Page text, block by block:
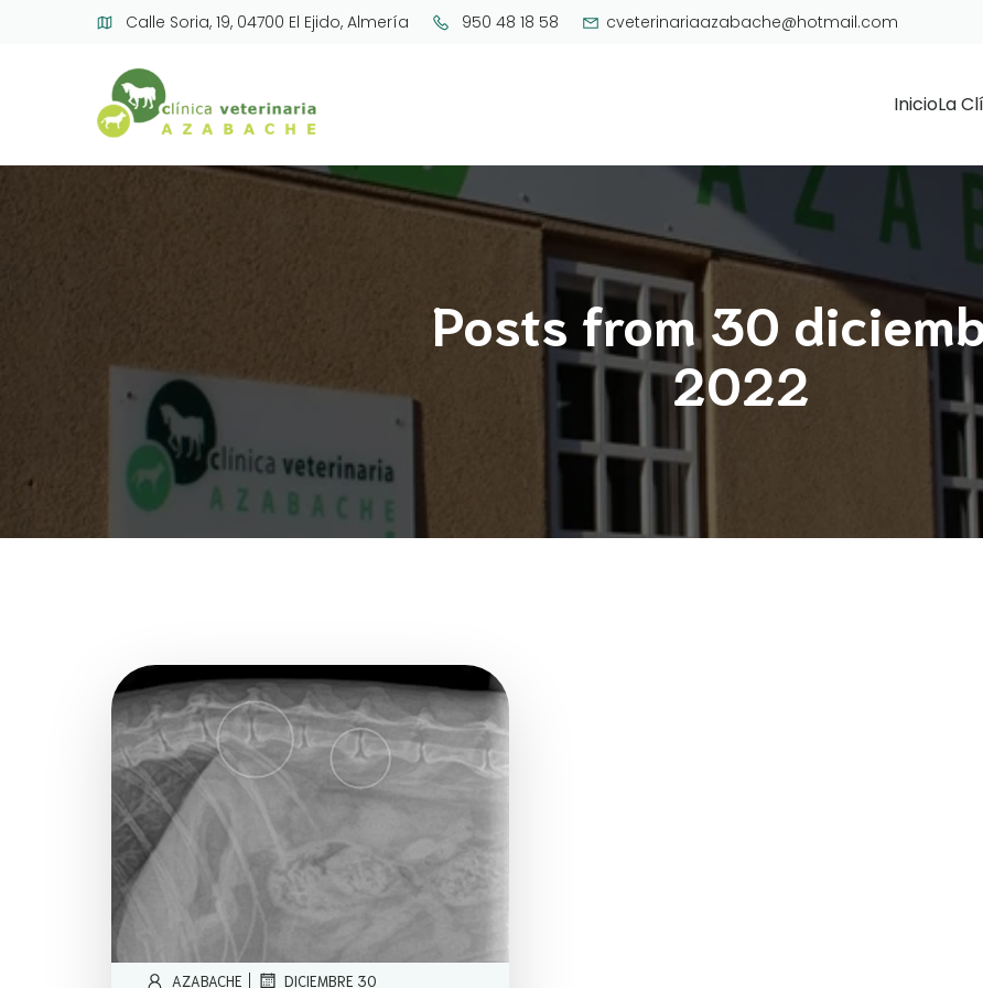
Calle Soria, 19, 04700 El Ejido, Almería 950 48 18 58 cveterinariaazabache@hotmail.com
InicioLa
Posts from 30
2022
AZABACHE DICIEMBRE 30